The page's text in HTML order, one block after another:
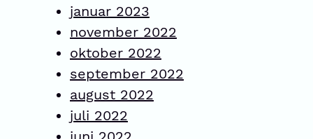
januar 2023
november 2022
oktober 2022
september 2022
august 2022
juli 2022